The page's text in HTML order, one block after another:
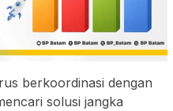
berkoordinasi dengan
solusi jangka